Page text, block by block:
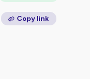
Copy link